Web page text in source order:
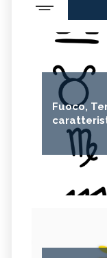
CORALLO: TUTTE LE
CALCITE: TUTTE LE
AZZURRITE: TUTTE LE
OLIVINA: TUTTE LE
MASSO IDROTERAPIA:
BENEFICI E
MASSAGGIO SPORTIVO:
BENEFICI E
MASSAGGIO HAWAIANO
RIFLESSOGENO:
Fuoco,